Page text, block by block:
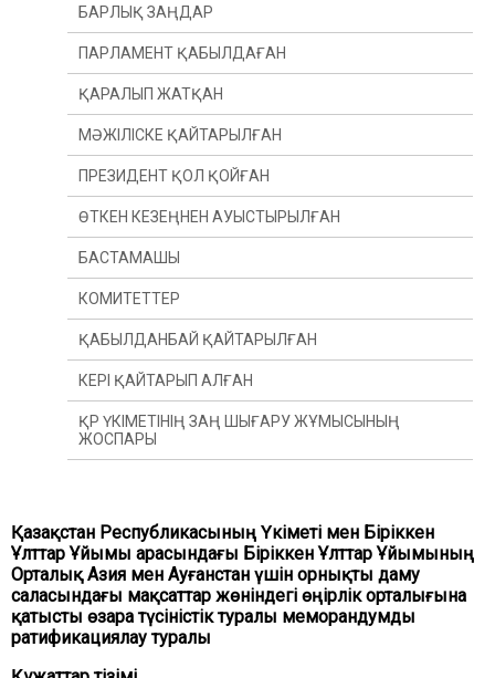
Қазақстан Республикасының Үкіметі мен Біріккен
Ұлттар Ұйымы арасындағы Біріккен Ұлттар Ұйымының
Орталық Азия мен Ауғанстан үшін орнықты даму
саласындағы мақсаттар жөніндегі өңірлік орталығына
қатысты өзара түсіністік туралы меморандумды
ратификациялау туралы
БАРЛЫҚ ЗАҢДАР
ПАРЛАМЕНТ ҚАБЫЛДАҒАН
ҚАРАЛЫП ЖАТҚАН
МӘЖІЛІСКЕ ҚАЙТАРЫЛҒАН
ПРЕЗИДЕНТ ҚОЛ ҚОЙҒАН
ӨТКЕН КЕЗЕҢНЕН АУЫСТЫРЫЛҒАН
ӨТКЕН ЖЫЛДАН
ӨТКЕН СЕССИЯДАН
БАСТАМАШЫ
ПРЕЗИДЕНТ
ДЕПУТАТ(Ы)
ҮКІМЕТ
КОМИТЕТТЕР
КОНСТИТУЦИЯЛЫҚ ЗАҢНАМА, СОТ ЖҮЙЕСІ
ЖӘНЕ ҚҰҚЫҚ ҚОРҒАУ ОРГАНДАРЫ КОМИТЕТІ
ҚАРЖЫ ЖӘНЕ БЮДЖЕТ КОМИТЕТІ
ХАЛЫҚАРАЛЫҚ ҚАТЫНАСТАР, ҚОРҒАНЫС
ЖӘНЕ ҚАУІПСІЗДІК КОМИТЕТІ
ДАМЫТУ КОМИТЕТІ
ӘЛЕУМЕТТІК-МӘДЕНИ ДАМУ ЖӘНЕ ҒЫЛЫМ
КОМИТЕТІ
ЭКОНОМИКАЛЫҚ САЯСАТ, ИННОВАЦИЯЛЫҚ
ДАМУ ЖӘНЕ КӘСІПКЕРЛІК ТҰРАҚТЫ КОМИТЕТІ
ҚАБЫЛДАНБАЙ ҚАЙТАРЫЛҒАН
КЕРІ ҚАЙТАРЫП АЛҒАН
ҚР ҮКІМЕТІНІҢ ЗАҢ ШЫҒАРУ ЖҰМЫСЫНЫҢ
ЖОСПАРЫ